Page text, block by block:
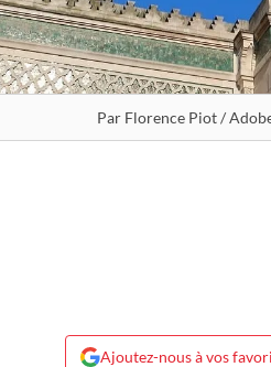
Par Florence Piot /
Ajoutez-nous à vos